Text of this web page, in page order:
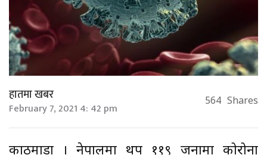
हातमा खबर
February 7, 2021 4: 42 pm 564 Shares
काठमाडौं । नेपालमा थप ११९ जनामा कोरोना